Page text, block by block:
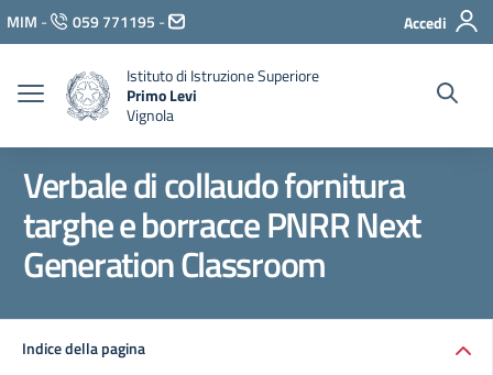
Vai ai contenuti
Vai al menu di navigazione
Vai al footer
MIM - 059 771195 - Accedi
Istituto di Istruzione Superiore
Primo Levi
Vignola
Verbale di collaudo fornitura
targhe e borracce PNRR Next
Generation Classroom
Indice della pagina